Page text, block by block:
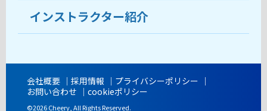
教室ブログ
開講時間
よくあるご質問
インストラクター紹介
会社概要 採用情報
プライバシーポリシー
お問い合わせ
cookieポリシー
©2026 Cheery, All Rights Reserved.